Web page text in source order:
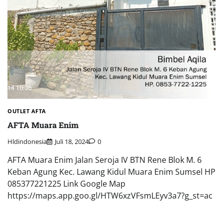
OUTLET AFTA
AFTA Muara Enim
Hldindonesia Juli 18, 2024 0
AFTA Muara Enim Jalan Seroja IV BTN Rene Blok M. 6
Keban Agung Kec. Lawang Kidul Muara Enim Sumsel HP
085377221225 Link Google Map
https://maps.app.goo.gl/HTW6xzVFsmLEyv3a7?g_st=ac